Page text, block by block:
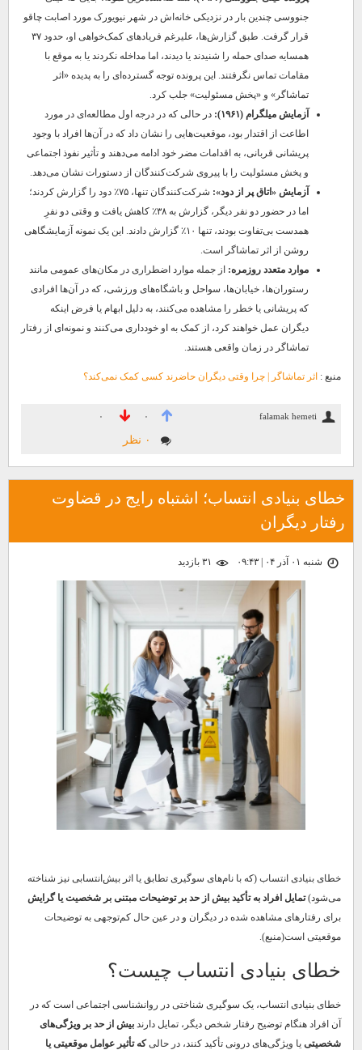
جنووسی چندین بار در نزدیکی خانه‌اش در شهر نیویورک مورد اصابت چاقو
قرار گرفت. طبق گزارش‌ها، علیرغم فریادهای کمک‌خواهی او، حدود ۳۷
همسایه صدای حمله را شنیدند یا دیدند، اما مداخله نکردند یا به موقع با
مقامات تماس نگرفتند. این پرونده توجه گسترده‌ای را به پدیده «اثر
تماشاگر» و «پخش مسئولیت» جلب کرد.
آزمایش میلگرام (۱۹۶۱):
در حالی که در درجه اول مطالعه‌ای در مورد
اطاعت از اقتدار بود، موقعیت‌هایی را نشان داد که در آن‌ها افراد با وجود
پریشانی قربانی، به اقدامات مضر خود ادامه می‌دهند و تأثیر نفوذ اجتماعی
و پخش مسئولیت را با پیروی شرکت‌کنندگان از دستورات نشان می‌دهد.
آزمایش «اتاق پر از دود»:
شرکت‌کنندگان تنها، ۷۵٪ دود را گزارش کردند؛
اما در حضور دو نفر دیگر، گزارش به ۳۸٪ کاهش یافت و وقتی دو نفرِ
همدست بی‌تفاوت بودند، تنها ۱۰٪ گزارش دادند. این یک نمونه آزمایشگاهی
روشن از اثر تماشاگر است.
موارد متعدد روزمره: از جمله موارد اضطراری در مکان‌های عمومی مانند
رستوران‌ها، خیابان‌ها، سواحل و باشگاه‌های ورزشی، که در آن‌ها افرادی
که پریشانی یا خطر را مشاهده می‌کنند، به دلیل ابهام یا فرض اینکه
دیگران عمل خواهند کرد، از کمک به او خودداری می‌کنند و نمونه‌ای از رفتار
تماشاگر در زمان واقعی هستند.
منبع : اثر تماشاگر | چرا وقتی دیگران حاضرند کسی کمک نمی‌کند؟
falamak hemeti ۰ ۰
۰ نظر
خطای بنیادی انتساب؛ اشتباه رایج در قضاوت
رفتار دیگران
شنبه ۰۱ آذر ۰۴ | ۰۹:۴۳
خطای بنیادی انتساب (که با نام‌های سوگیری تطابق یا اثر بیش‌انتسابی نیز شناخته
می‌شود)تمایل افراد به تأکید بیش از حد بر توضیحات مبتنی بر شخصیت یا گرایش
برای رفتارهای مشاهده شده در دیگران و در عین حال کم‌توجهی به توضیحات
موقعیتی است(منبع).
خطای بنیادی انتساب چیست؟
خطای بنیادی انتساب، یک سوگیری شناختی در روانشناسی اجتماعی است که در
آن افراد هنگام توضیح رفتار شخص دیگر، تمایل دارند بیش از حد بر ویژگی‌های
شخصیتی یا ویژگی‌های درونی تأکید کنند، در حالیکه تأثیر عوامل موقعیتی یا